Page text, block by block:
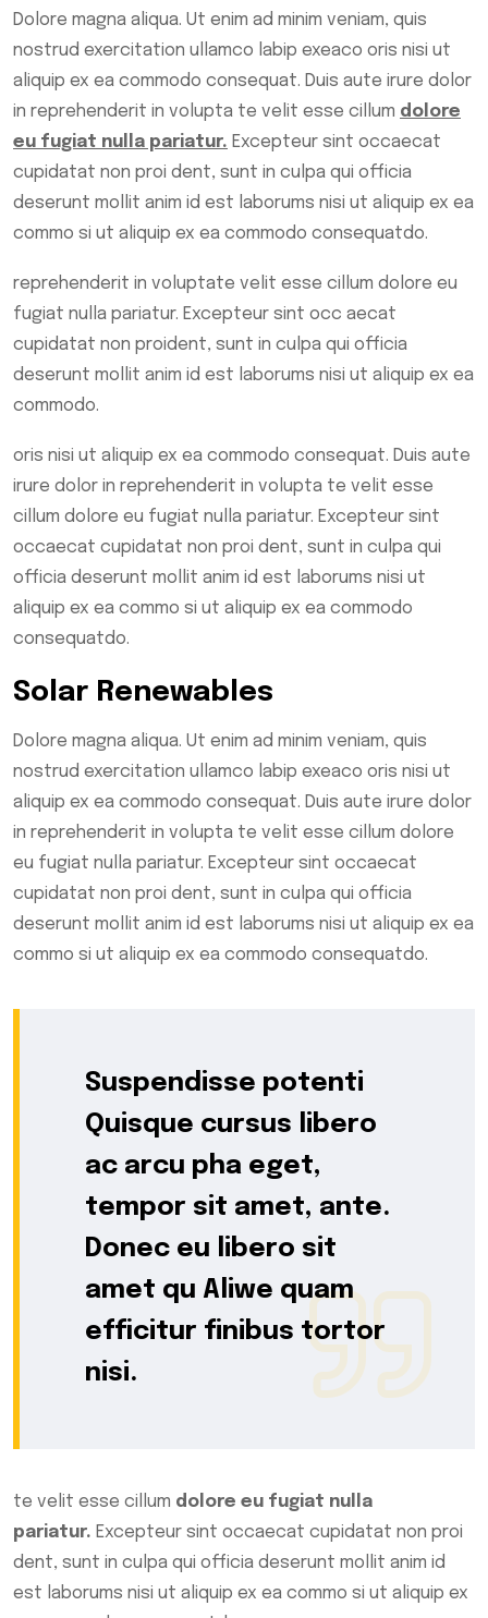
Dolore magna aliqua. Ut enim ad minim veniam, quis
nostrud exercitation ullamco labip exeaco oris nisi ut
aliquip ex ea commodo consequat. Duis aute irure dolor
in reprehenderit in volupta te velit esse cillum dolore
eu fugiat nulla pariatur. Excepteur sint occaecat
cupidatat non proi dent, sunt in culpa qui officia
deserunt mollit anim id est laborums nisi ut aliquip ex ea
commo si ut aliquip ex ea commodo consequatdo.
reprehenderit in voluptate velit esse cillum dolore eu
fugiat nulla pariatur. Excepteur sint occ aecat
cupidatat non proident, sunt in culpa qui officia
deserunt mollit anim id est laborums nisi ut aliquip ex ea
commodo.
oris nisi ut aliquip ex ea commodo consequat. Duis aute
irure dolor in reprehenderit in volupta te velit esse
cillum dolore eu fugiat nulla pariatur. Excepteur sint
occaecat cupidatat non proi dent, sunt in culpa qui
officia deserunt mollit anim id est laborums nisi ut
aliquip ex ea commo si ut aliquip ex ea commodo
consequatdo.
Solar Renewables
Dolore magna aliqua. Ut enim ad minim veniam, quis
nostrud exercitation ullamco labip exeaco oris nisi ut
aliquip ex ea commodo consequat. Duis aute irure dolor
in reprehenderit in volupta te velit esse cillum dolore
eu fugiat nulla pariatur. Excepteur sint occaecat
cupidatat non proi dent, sunt in culpa qui officia
deserunt mollit anim id est laborums nisi ut aliquip ex ea
commo si ut aliquip ex ea commodo consequatdo.
Suspendisse potenti
Quisque cursus libero
ac arcu pha eget,
tempor sit amet, ante.
Donec eu libero sit
amet qu Aliwe quam
efficitur finibus tortor
nisi.
te velit esse cillum dolore eu fugiat nulla
pariatur. Excepteur sint occaecat cupidatat non proi
dent, sunt in culpa qui officia deserunt mollit anim id
est laborums nisi ut aliquip ex ea commo si ut aliquip ex